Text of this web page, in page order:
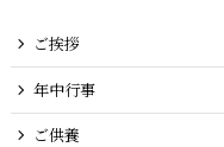
ご挨拶
年中行事
ご供養